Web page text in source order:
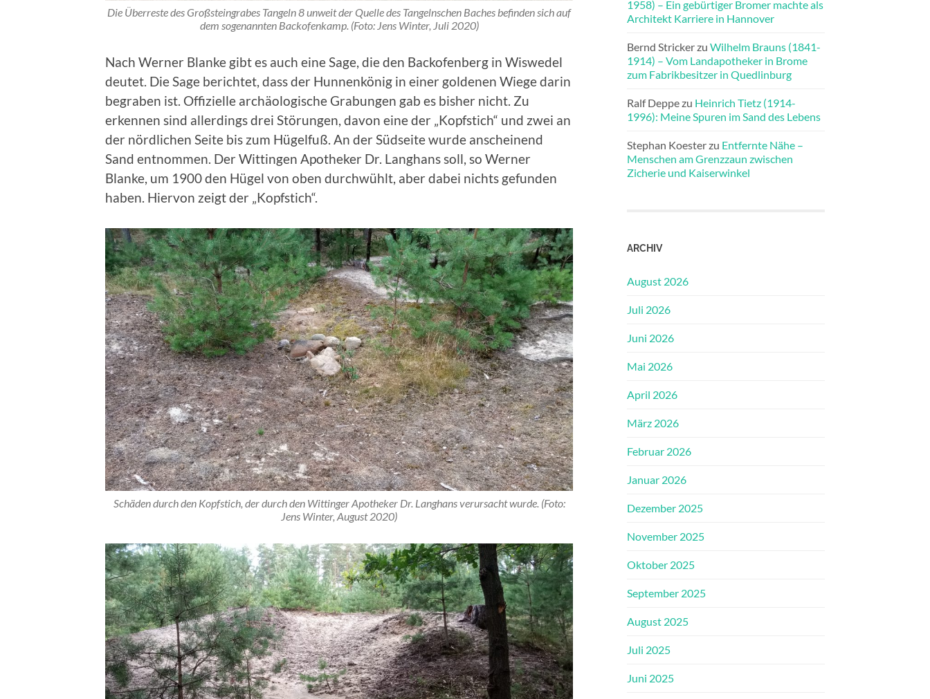
Die Überreste des Großsteingrabes Tangeln 8 unweit der Quelle des Tangelnschen Baches befinden sich auf
dem sogenannten Backofenkamp. (Foto: Jens Winter, Juli 2020)
Nach Werner Blanke gibt es auch eine Sage, die den Backofenberg in Wiswedel
deutet. Die Sage berichtet, dass der Hunnenkönig in einer goldenen Wiege darin
begraben ist. Offizielle archäologische Grabungen gab es bisher nicht. Zu
erkennen sind allerdings drei Störungen, davon eine der „Kopfstich“ und zwei an
der nördlichen Seite bis zum Hügelfuß. An der Südseite wurde anscheinend
Sand entnommen. Der Wittingen Apotheker Dr. Langhans soll, so Werner
Blanke, um 1900 den Hügel von oben durchwühlt, aber dabei nichts gefunden
haben. Hiervon zeigt der „Kopfstich“.
Schäden durch den Kopfstich, der durch den Wittinger Apotheker Dr. Langhans verursacht wurde. (Foto:
Jens Winter, August 2020)
1958) – Ein gebürtiger Bromer machte als
Architekt Karriere in Hannover
Bernd Strickerzu Wilhelm Brauns (1841-
1914) – Vom Landapotheker in Brome
zum Fabrikbesitzer in Quedlinburg
Ralf Deppezu Heinrich Tietz (1914-
1996): Meine Spuren im Sand des Lebens
Stephan Koesterzu Entfernte Nähe –
Menschen am Grenzzaun zwischen
Zicherie und Kaiserwinkel
ARCHIV
August 2026
Juli 2026
Juni 2026
Mai 2026
April 2026
März 2026
Februar 2026
Januar 2026
Dezember 2025
November 2025
Oktober 2025
September 2025
August 2025
Juli 2025
Juni 2025